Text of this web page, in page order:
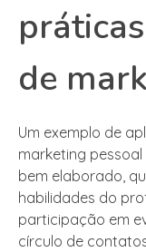
de
Um exemplo de
marketing
bem elaborado,
habilidades do
participação em
círculo de